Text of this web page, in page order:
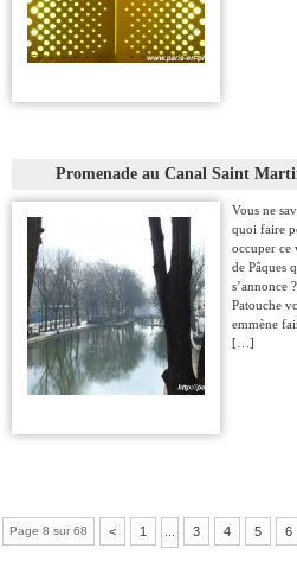
Promenade au Canal Saint
Vous ne
quoi faire
occuper ce
de Pâques
s’annonce ?
Patouche
emmène
[…]
Page 8 sur 68 < 1 3 4 5 6